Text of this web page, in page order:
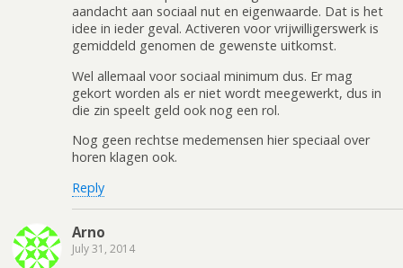
aandacht aan sociaal nut en eigenwaarde. Dat is het
idee in ieder geval. Activeren voor vrijwilligerswerk is
gemiddeld genomen de gewenste uitkomst.
Wel allemaal voor sociaal minimum dus. Er mag
gekort worden als er niet wordt meegewerkt, dus in
die zin speelt geld ook nog een rol.
Nog geen rechtse medemensen hier speciaal over
horen klagen ook.
Reply
Arno
July 31, 2014